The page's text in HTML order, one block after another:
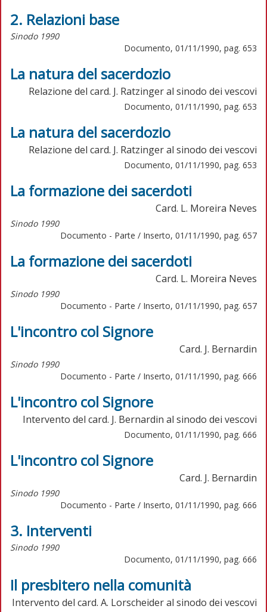
2. Relazioni base
Sinodo 1990
Documento, 01/11/1990, pag. 653
La natura del sacerdozio
Relazione del card. J. Ratzinger al sinodo dei vescovi
Documento, 01/11/1990, pag. 653
La natura del sacerdozio
Relazione del card. J. Ratzinger al sinodo dei vescovi
Documento, 01/11/1990, pag. 653
La formazione dei sacerdoti
Card. L. Moreira Neves
Sinodo 1990
Documento - Parte / Inserto, 01/11/1990, pag. 657
La formazione dei sacerdoti
Card. L. Moreira Neves
Sinodo 1990
Documento - Parte / Inserto, 01/11/1990, pag. 657
L'incontro col Signore
Card. J. Bernardin
Sinodo 1990
Documento - Parte / Inserto, 01/11/1990, pag. 666
L'incontro col Signore
Intervento del card. J. Bernardin al sinodo dei vescovi
Documento, 01/11/1990, pag. 666
L'incontro col Signore
Card. J. Bernardin
Sinodo 1990
Documento - Parte / Inserto, 01/11/1990, pag. 666
3. Interventi
Sinodo 1990
Documento, 01/11/1990, pag. 666
Il presbitero nella comunità
Intervento del card. A. Lorscheider al sinodo dei vescovi